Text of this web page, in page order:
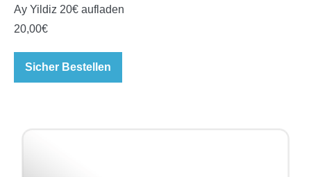
Ay Yildiz 20€ aufladen
20,00€
Sicher Bestellen